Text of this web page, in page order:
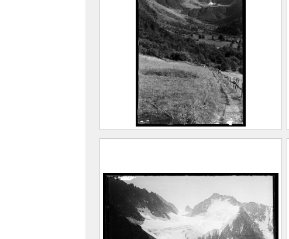
Allevard, 1962)
Maison Alpine
CE2020.1.245
Vallon du Gleyzin. Chalet et
FEUGIER, Albert Marius
(Saint-Marcellin, 1893 –
Allevard, 1962)
LUMIERE, Antoine